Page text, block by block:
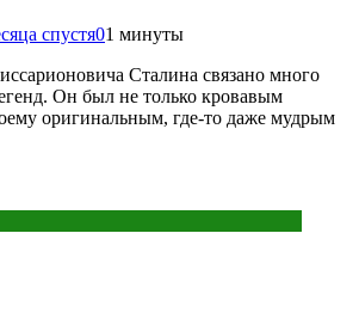
спустя01 минуты
Сталина связано много
Он был не только кровавым
оригинальным, где-то даже мудрым